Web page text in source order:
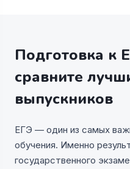
Подготовка к
сравните
выпускников
ЕГЭ — один из самых
обучения. Именно
государственного